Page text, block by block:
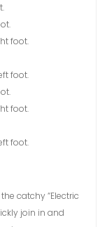
foot.
foot.
foot.
foot.
catchy “Electric
join in and